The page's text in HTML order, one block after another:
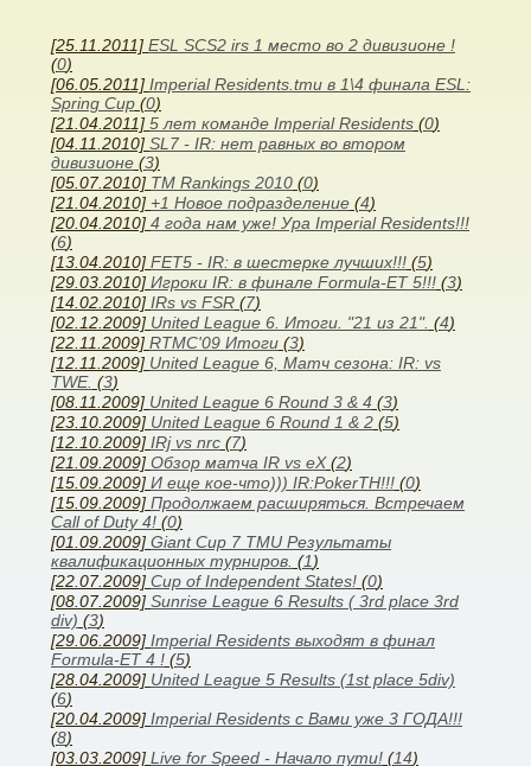
[25.11.2011] ESL SCS2 irs 1 место во 2 дивизионе !
(0)
[06.05.2011] Imperial Residents.tmu в 1\4 финала ESL:
Spring Cup (0)
[21.04.2011] 5 лет команде Imperial Residents (0)
[04.11.2010] SL7 - IR: нет равных во втором
дивизионе (3)
[05.07.2010] TM Rankings 2010 (0)
[21.04.2010] +1 Новое подразделение (4)
[20.04.2010] 4 года нам уже! Ура Imperial Residents!!!
(6)
[13.04.2010] FET5 - IR: в шестерке лучших!!! (5)
[29.03.2010] Игроки IR: в финале Formula-ET 5!!! (3)
[14.02.2010] IRs vs FSR (7)
[02.12.2009] United League 6. Итоги. "21 из 21". (4)
[22.11.2009] RTMC'09 Итоги (3)
[12.11.2009] United League 6, Матч сезона: IR: vs
TWE. (3)
[08.11.2009] United League 6 Round 3 & 4 (3)
[23.10.2009] United League 6 Round 1 & 2 (5)
[12.10.2009] IRj vs nrc (7)
[21.09.2009] Обзор матча IR vs eX(2)
[15.09.2009] И еще кое-что))) IR:PokerTH!!! (0)
[15.09.2009] Продолжаем расширяться. Встречаем
Call of Duty 4! (0)
[01.09.2009] Giant Cup 7 TMU Результаты
квалификационных турниров. (1)
[22.07.2009] Cup of Independent States! (0)
[08.07.2009] Sunrise League 6 Results ( 3rd place 3rd
div) (3)
[29.06.2009] Imperial Residents выходят в финал
Formula-ET 4 ! (5)
[28.04.2009] United League 5 Results (1st place 5div)
(6)
[20.04.2009] Imperial Residents с Вами уже 3 ГОДА!!!
(8)
[03.03.2009] Live for Speed - Начало пути! (14)